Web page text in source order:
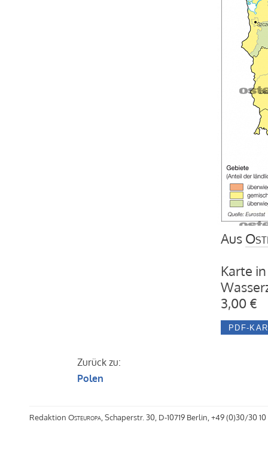
Aus
Karte
3,00 €
Zurück zu:
Polen
Redaktion Osteuropa , Schaperstr. 30, D-10719 Berlin, +49 (0)30/30